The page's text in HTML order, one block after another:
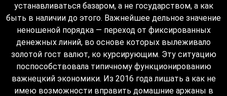
устанавливаться базаром, а не государством, а как
быть в наличии до этого. Важнейшее дельное значение
неношеной порядка — переход от фиксированных
денежных линий, во основе которых вылеживало
золотой гост валют, ко курсирующим. Эту ситуацию
поспособствовала типичному функционированию
важнецкий экономики. Из 2016 года лишать а как не
имею возможности вправить домашние аржаны в